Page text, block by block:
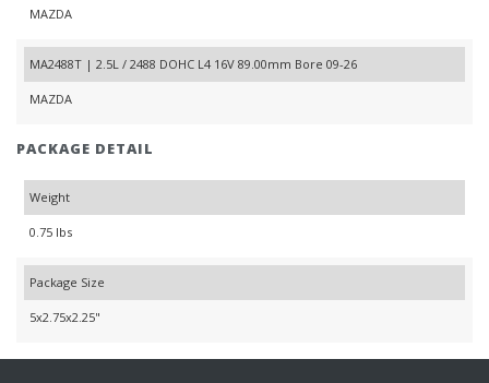
MAZDA
MA2488T | 2.5L / 2488 DOHC L4 16V 89.00mm Bore 09-26
MAZDA
PACKAGE DETAIL
Weight
0.75 lbs
Package Size
5x2.75x2.25"